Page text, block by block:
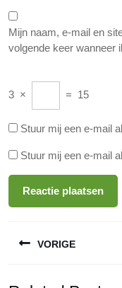
Mijn naam, e-mail en
volgende keer wanneer
3 × = 15
Stuur mij een e-mail
Stuur mij een e-mail
VORIGE